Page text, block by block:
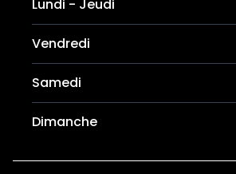
Lundi - Jeudi
Vendredi
Samedi
Dimanche